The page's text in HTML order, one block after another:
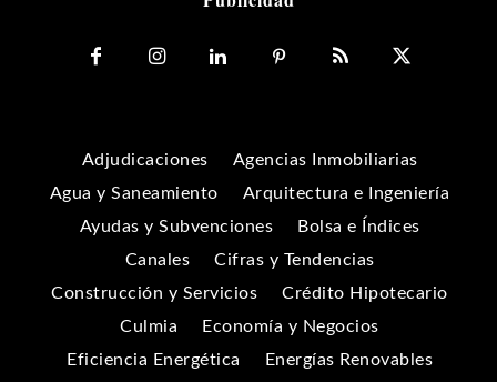
Adjudicaciones
Agencias Inmobiliarias
Agua y Saneamiento
Arquitectura e Ingeniería
Ayudas y Subvenciones
Bolsa e Índices
Canales
Cifras y Tendencias
Construcción y Servicios
Crédito Hipotecario
Culmia
Economía y Negocios
Eficiencia Energética
Energías Renovables